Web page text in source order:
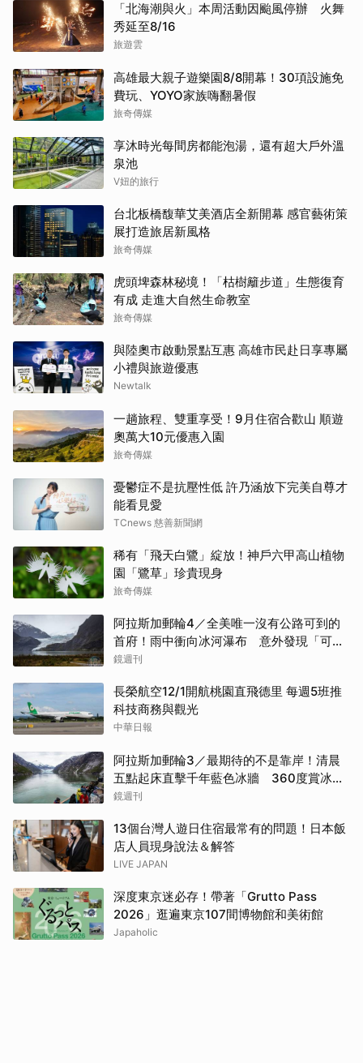
「北海潮與火」本周活動因颱風停辦 火舞
秀延至8/16
旅遊雲
高雄最大親子遊樂園8/8開幕！30項設施免
費玩、YOYO家族嗨翻暑假
旅奇傳媒
享沐時光每間房都能泡湯，還有超大戶外溫
泉池
V妞的旅行
台北板橋馥華艾美酒店全新開幕 感官藝術策
展打造旅居新風格
旅奇傳媒
虎頭埤森林秘境！「枯樹籬步道」生態復育
有成 走進大自然生命教室
旅奇傳媒
與陸奧市啟動景點互惠 高雄市民赴日享專屬
小禮與旅遊優惠
Newtalk
一趟旅程、雙重享受！9月住宿合歡山 順遊
奧萬大10元優惠入園
旅奇傳媒
憂鬱症不是抗壓性低 許乃涵放下完美自尊才
能看見愛
TCnews 慈善新聞網
稀有「飛天白鷺」綻放！神戶六甲高山植物
園「鷺草」珍貴現身
旅奇傳媒
阿拉斯加郵輪4／全美唯一沒有公路可到的
首府！雨中衝向冰河瀑布 意外發現「可講
價」的質感紀念品
鏡週刊
長榮航空12/1開航桃園直飛德里 每週5班推
科技商務與觀光
中華日報
阿拉斯加郵輪3／最期待的不是靠岸！清晨
五點起床直擊千年藍色冰牆 360度賞冰川
太療癒
鏡週刊
13個台灣人遊日住宿最常有的問題！日本飯
店人員現身說法＆解答
LIVE JAPAN
深度東京迷必存！帶著「Grutto Pass
2026」逛遍東京107間博物館和美術館
Japaholic